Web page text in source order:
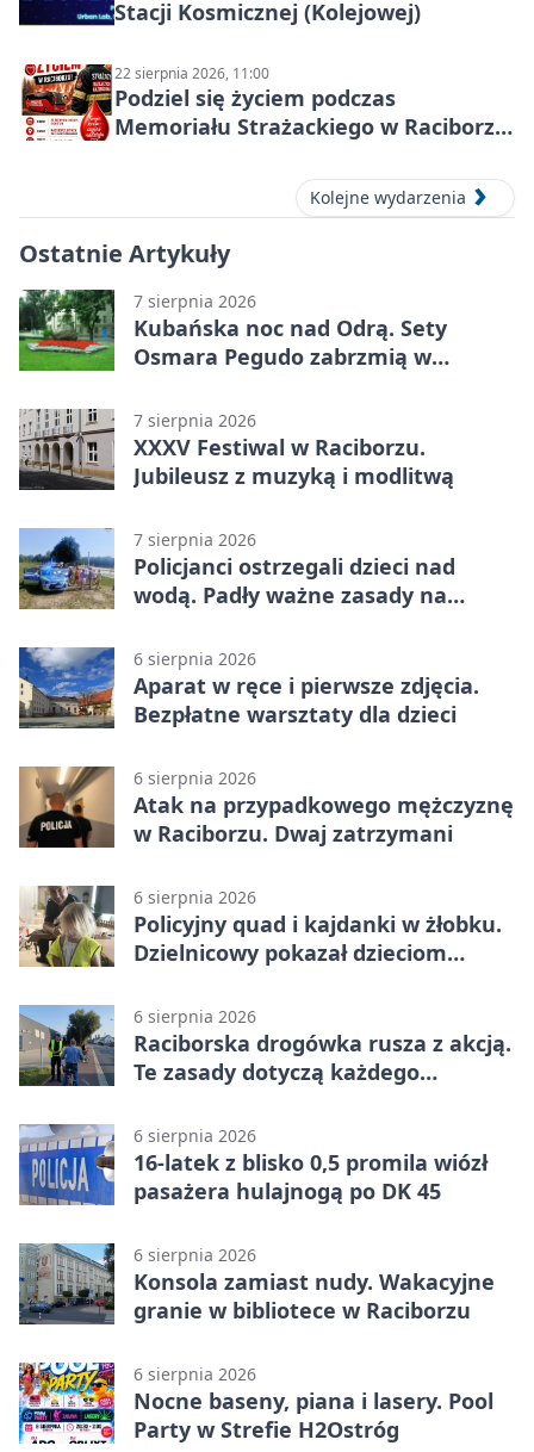
Stacji Kosmicznej (Kolejowej)
22 sierpnia 2026, 11:00
Podziel się życiem podczas
Memoriału Strażackiego w Raciborzu
Kolejne wydarzenia
Ostatnie Artykuły
7 sierpnia 2026
Kubańska noc nad Odrą. Sety
Osmara Pegudo zabrzmią w
7 sierpnia 2026
XXXV Festiwal w Raciborzu.
Jubileusz z muzyką i modlitwą
7 sierpnia 2026
Policjanci ostrzegali dzieci nad
wodą. Padły ważne zasady na
6 sierpnia 2026
Aparat w ręce i pierwsze zdjęcia.
Bezpłatne warsztaty dla dzieci
6 sierpnia 2026
Atak na przypadkowego mężczyznę
w Raciborzu. Dwaj zatrzymani
6 sierpnia 2026
Policyjny quad i kajdanki w żłobku.
Dzielnicowy pokazał dzieciom
6 sierpnia 2026
Raciborska drogówka rusza z akcją.
Te zasady dotyczą każdego
6 sierpnia 2026
16-latek z blisko 0,5 promila wiózł
pasażera hulajnogą po DK 45
6 sierpnia 2026
Konsola zamiast nudy. Wakacyjne
granie w bibliotece w Raciborzu
6 sierpnia 2026
Nocne baseny, piana i lasery. Pool
Party w Strefie H2Ostróg